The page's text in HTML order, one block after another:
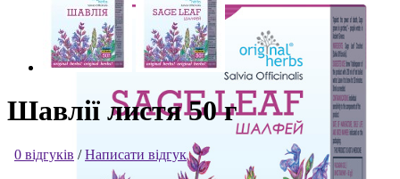
Шавлії листя 50 г
0 відгуків /Написати відгук